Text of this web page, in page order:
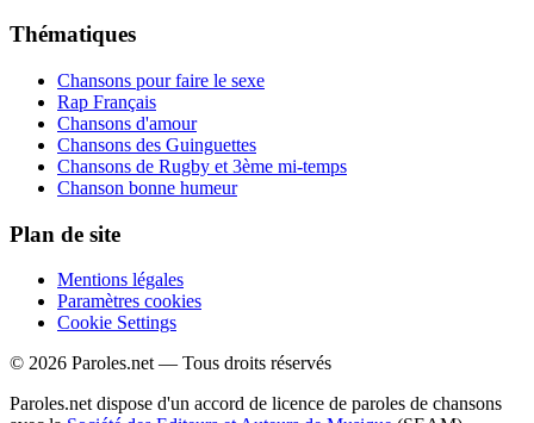
Thématiques
Chansons pour faire le sexe
Rap Français
Chansons d'amour
Chansons des Guinguettes
Chansons de Rugby et 3ème mi-temps
Chanson bonne humeur
Plan de site
Mentions légales
Paramètres cookies
Cookie Settings
© 2026 Paroles.net — Tous droits réservés
Paroles.net dispose d'un accord de licence de paroles de chansons